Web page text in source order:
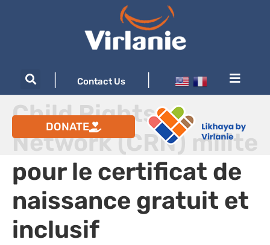
Contact Us
DONATE
Child Rights
Network (CRN) milite
pour le certificat de
naissance gratuit et
inclusif